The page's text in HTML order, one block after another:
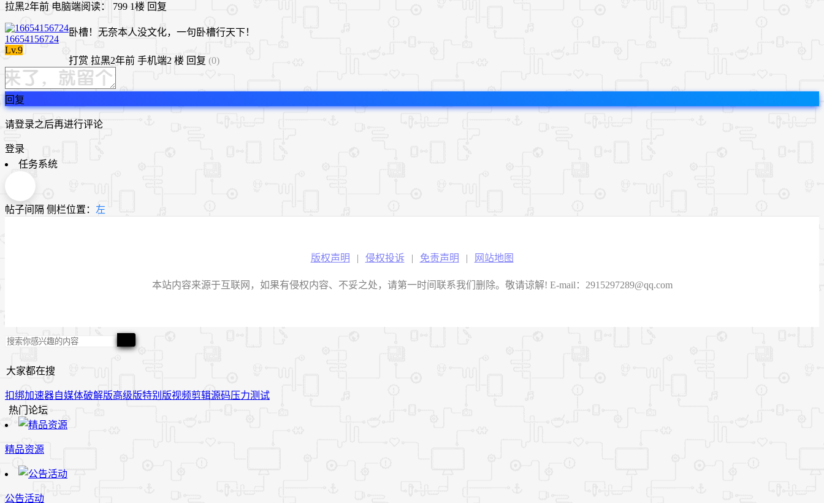
拉黑2年前 电脑端阅读： 799 1楼 回复
16654156724
Lv.9
卧槽！无奈本人没文化，一句卧槽行天下！
打赏 拉黑2年前 手机端2 楼 回复 (0)
回复
请登录之后再进行评论
登录
任务系统
帖子间隔 侧栏位置： 左
版权声明 | 侵权投诉 | 免责声明 | 网站地图
本站内容来源于互联网，如果有侵权内容、不妥之处，请第一时间联系我们删除。敬请谅解! E-mail：2915297289@qq.com
大家都在搜
扣绑加速器自媒体破解版高级版特别版视频剪辑源码压力测试
热门论坛
精品资源
公告活动